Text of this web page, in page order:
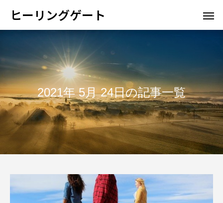
ヒーリングゲート
2021年 5月 24日の記事一覧